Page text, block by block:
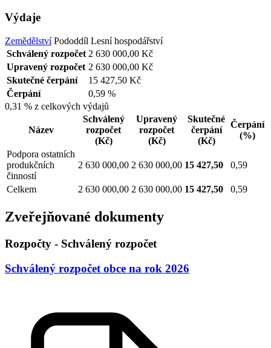
Výdaje
Zemědělství Pododdíl Lesní hospodářství
Schválený rozpočet 2 630 000,00 Kč
Upravený rozpočet 2 630 000,00 Kč
Skutečné čerpání
15 427,50 Kč
Čerpání
0,59 %
0,31 % z celkových výdajů
Název
Schválený
rozpočet
(Kč)
Upravený
rozpočet
(Kč)
Skutečné
čerpání
(Kč)
Čerpání
(%)
Podpora ostatních
produkčních
činností
2 630 000,00 2 630 000,00 15 427,50 0,59
Celkem 2 630 000,00 2 630 000,00 15 427,50 0,59
Zveřejňované dokumenty
Rozpočty - Schválený rozpočet
Schválený rozpočet obce na rok 2026